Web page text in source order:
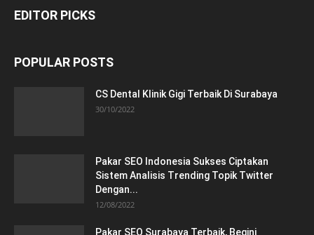
EDITOR PICKS
POPULAR POSTS
CS Dental Klinik Gigi Terbaik Di Surabaya
30/10/2022
Pakar SEO Indonesia Sukses Ciptakan
Sistem Analisis Trending Topik Twitter
Dengan...
12/08/2022
Pakar SEO Surabaya Terbaik, Begini